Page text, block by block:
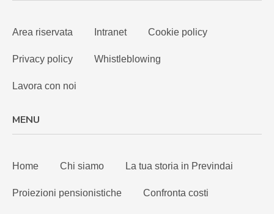
Area riservata Intranet Cookie policy
Privacy policy Whistleblowing
Lavora con noi
MENU
Home Chi siamo La tua storia in Previndai
Proiezioni pensionistiche Confronta costi